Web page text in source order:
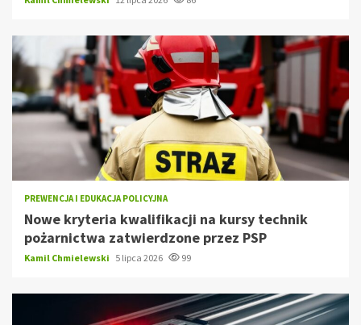
PREWENCJA I EDUKACJA POLICYJNA
Nowe kryteria kwalifikacji na kursy technik
pożarnictwa zatwierdzone przez PSP
Kamil Chmielewski 5 lipca 2026 99